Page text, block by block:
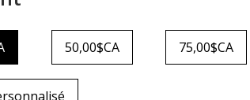
50,00$CA 75,00$CA